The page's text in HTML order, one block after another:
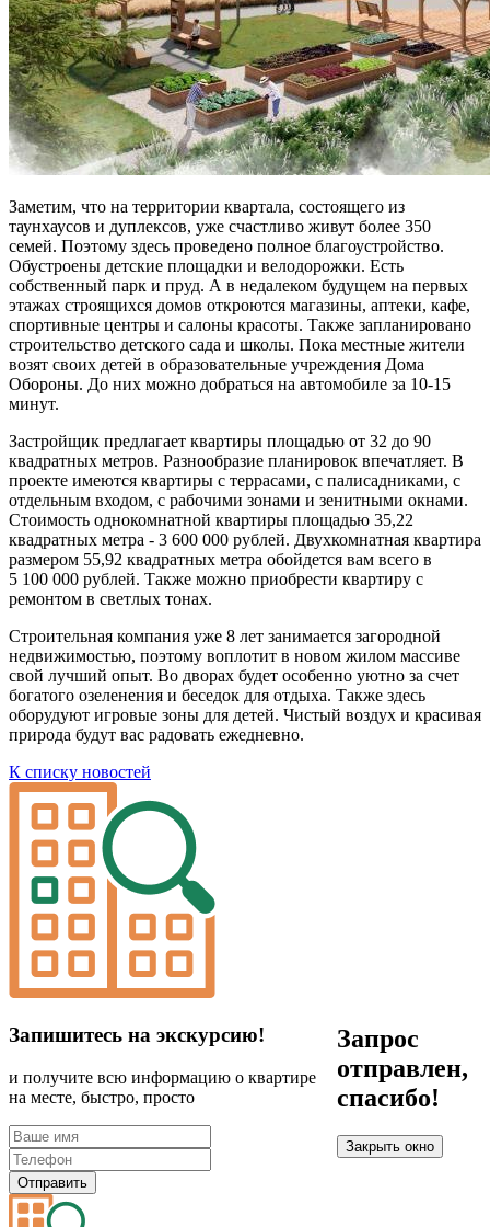
Заметим, что на территории квартала, состоящего из
таунхаусов и дуплексов, уже счастливо живут более 350
семей. Поэтому здесь проведено полное благоустройство.
Обустроены детские площадки и велодорожки. Есть
собственный парк и пруд. А в недалеком будущем на первых
этажах строящихся домов откроются магазины, аптеки, кафе,
спортивные центры и салоны красоты. Также запланировано
строительство детского сада и школы. Пока местные жители
возят своих детей в образовательные учреждения Дома
Обороны. До них можно добраться на автомобиле за 10-15
минут.
Застройщик предлагает квартиры площадью от 32 до 90
квадратных метров. Разнообразие планировок впечатляет. В
проекте имеются квартиры с террасами, с палисадниками, с
отдельным входом, с рабочими зонами и зенитными окнами.
Стоимость однокомнатной квартиры площадью 35,22
квадратных метра - 3 600 000 рублей. Двухкомнатная квартира
размером 55,92 квадратных метра обойдется вам всего в
5 100 000 рублей. Также можно приобрести квартиру с
ремонтом в светлых тонах.
Строительная компания уже 8 лет занимается загородной
недвижимостью, поэтому воплотит в новом жилом массиве
свой лучший опыт. Во дворах будет особенно уютно за счет
богатого озеленения и беседок для отдыха. Также здесь
оборудуют игровые зоны для детей. Чистый воздух и красивая
природа будут вас радовать ежедневно.
К списку новостей
Запишитесь на экскурсию!
и получите всю информацию о квартире
на месте, быстро, просто
Отправить
Запрос
отправлен,
спасибо!
Закрыть окно